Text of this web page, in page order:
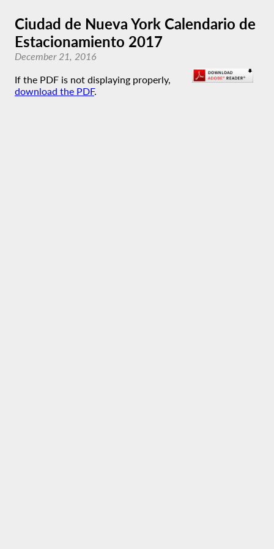
Ciudad de Nueva York Calendario de
Estacionamiento 2017
December 21, 2016
If the PDF is not displaying properly,
download the PDF.